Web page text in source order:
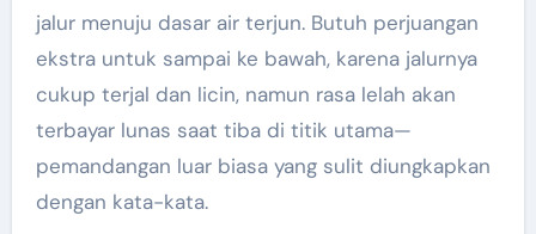
jalur menuju dasar air terjun. Butuh perjuangan
ekstra untuk sampai ke bawah, karena jalurnya
cukup terjal dan licin, namun rasa lelah akan
terbayar lunas saat tiba di titik utama—
pemandangan luar biasa yang sulit diungkapkan
dengan kata-kata.